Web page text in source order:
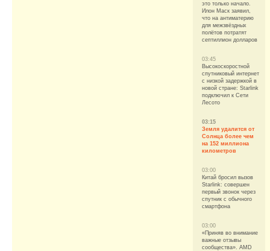
это только начало.
Илон Маск заявил,
что на антиматерию
для межзвёздных
полётов потратят
септиллион долларов
03:45
Высокоскоростной
спутниковый интернет
с низкой задержкой в
новой стране: Starlink
подключил к Сети
Лесото
03:15
Земля удалится от
Солнца более чем
на 152 миллиона
километров
03:00
Китай бросил вызов
Starlink: совершен
первый звонок через
спутник с обычного
смартфона
03:00
«Приняв во внимание
важные отзывы
сообщества». AMD